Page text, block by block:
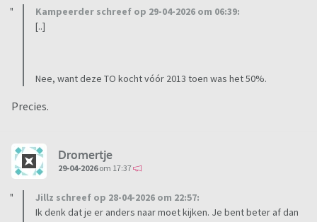
Kampeerder schreef op 29-04-2026 om 06:39:
[..]
Nee, want deze TO kocht vóór 2013 toen was het 50%.
Precies.
Dromertje
29-04-2026om 17:37
Jillz schreef op 28-04-2026 om 22:57:
Ik denk dat je er anders naar moet kijken. Je bent beter af dan